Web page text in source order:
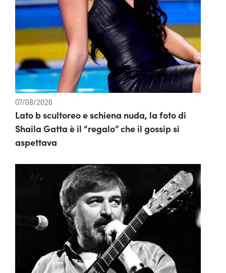
07/08/2026
Lato b scultoreo e schiena nuda, la foto di
Shaila Gatta è il “regalo” che il gossip si
aspettava